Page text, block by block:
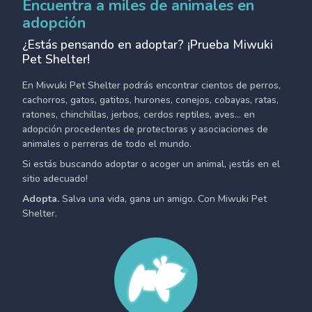
Encuentra a miles de animales en
adopción
¿Estás pensando en adoptar? ¡Prueba Miwuki
Pet Shelter!
En Miwuki Pet Shelter podrás encontrar cientos de perros,
cachorros, gatos, gatitos, hurones, conejos, cobayas, ratas,
ratones, chinchillas, jerbos, cerdos reptiles, aves... en
adopción procedentes de protectoras y asociaciones de
animales o perreras de todo el mundo.
Si estás buscando adoptar o acoger un animal, ¡estás en el
sitio adecuado!
Adopta. Salva una vida, gana un amigo. Con Miwuki Pet
Shelter.